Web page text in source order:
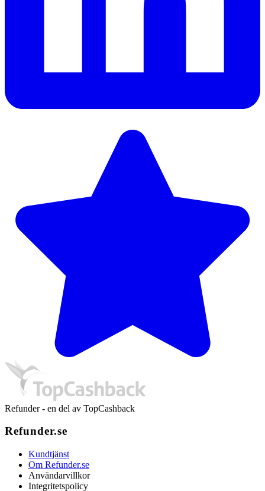
Refunder - en del av TopCashback
Refunder.se
Kundtjänst
Om Refunder.se
Användarvillkor
Integritetspolicy